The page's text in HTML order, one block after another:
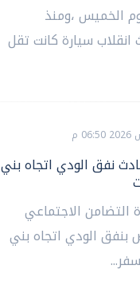
الخميس ،ومنذ
انقلاب سيارة كانت تقل
نفق الودي اتجاه بني
التضامن الاجتماعي
بنفق الودي اتجاه بني